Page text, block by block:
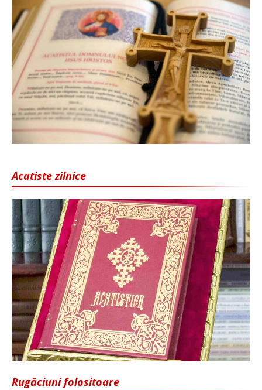
Acatiste zilnice
Rugăciuni folositoare